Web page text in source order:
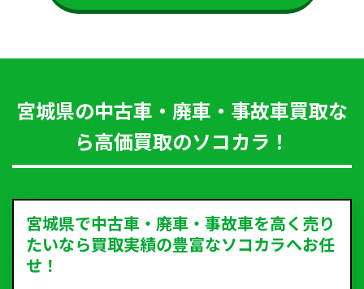
宮城県の中古車・廃車・事故車買取な
ら高価買取のソコカラ！
宮城県で中古車・廃車・事故車を高く売り
たいなら買取実績の豊富なソコカラへお任
せ！